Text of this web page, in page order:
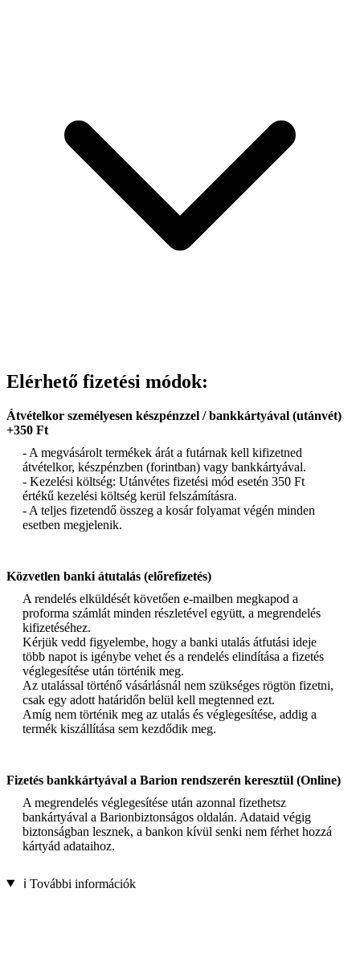
Elérhető fizetési módok:
Átvételkor személyesen készpénzzel / bankkártyával (utánvét)
+350 Ft
- A megvásárolt termékek árát a futárnak kell kifizetned
átvételkor, készpénzben (forintban) vagy bankkártyával.
- Kezelési költség: Utánvétes fizetési mód esetén 350 Ft
értékű kezelési költség kerül felszámításra.
- A teljes fizetendő összeg a kosár folyamat végén minden
esetben megjelenik.
Közvetlen banki átutalás (előrefizetés)
A rendelés elküldését követően e-mailben megkapod a
proforma számlát minden részletével együtt, a megrendelés
kifizetéséhez.
Kérjük vedd figyelembe, hogy a banki utalás átfutási ideje
több napot is igénybe vehet és a rendelés elindítása a fizetés
véglegesítése után történik meg.
Az utalással történő vásárlásnál nem szükséges rögtön fizetni,
csak egy adott határidőn belül kell megtenned ezt.
Amíg nem történik meg az utalás és véglegesítése, addig a
termék kiszállítása sem kezdődik meg.
Fizetés bankkártyával a Barion rendszerén keresztül (Online)
A megrendelés véglegesítése után azonnal fizethetsz
bankártyával a Barionbiztonságos oldalán. Adataid végig
biztonságban lesznek, a bankon kívül senki nem férhet hozzá
kártyád adataihoz.
ℹ️ További információk